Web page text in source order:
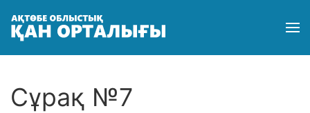
Сұрақ №7